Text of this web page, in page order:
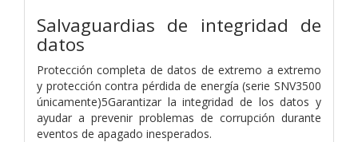
Salvaguardias de integridad de
datos
Protección completa de datos de extremo a extremo
y protección contra pérdida de energía (serie SNV3500
únicamente)5Garantizar la integridad de los datos y
ayudar a prevenir problemas de corrupción durante
eventos de apagado inesperados.